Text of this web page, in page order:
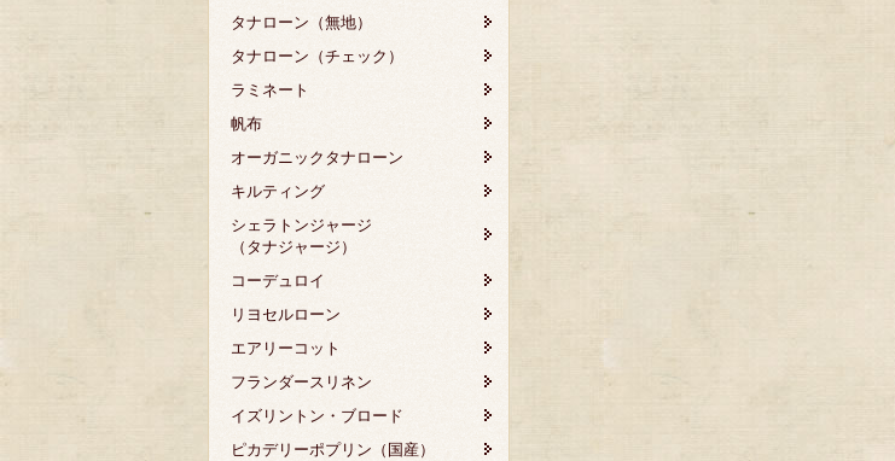
タナローン（無地）
タナローン（チェック）
ラミネート
帆布
オーガニックタナローン
キルティング
シェラトンジャージ
（タナジャージ）
コーデュロイ
リヨセルローン
エアリーコット
フランダースリネン
イズリントン・ブロード
ピカデリーポプリン（国産）